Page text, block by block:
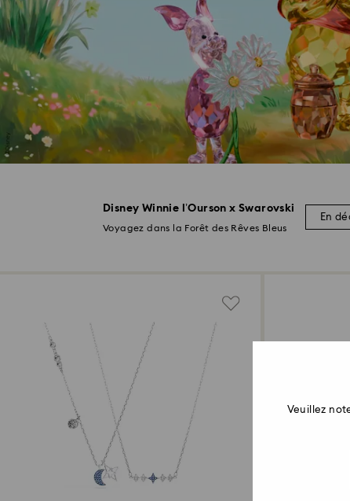
Disney Winnie l’Ourson x Swarovski
Voyagez dans la Forêt des Rêves Bleus
En
Veuillez